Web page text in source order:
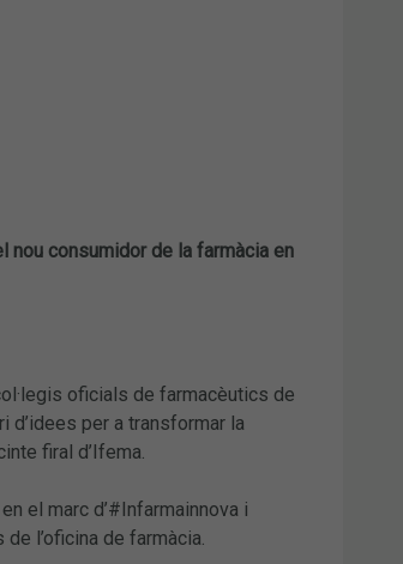
nou consumidor de la farmàcia en
oficials de farmacèutics de
d’idees per a transformar la
firal d’Ifema.
el marc d’#Infarmainnova i
l’oficina de farmàcia.